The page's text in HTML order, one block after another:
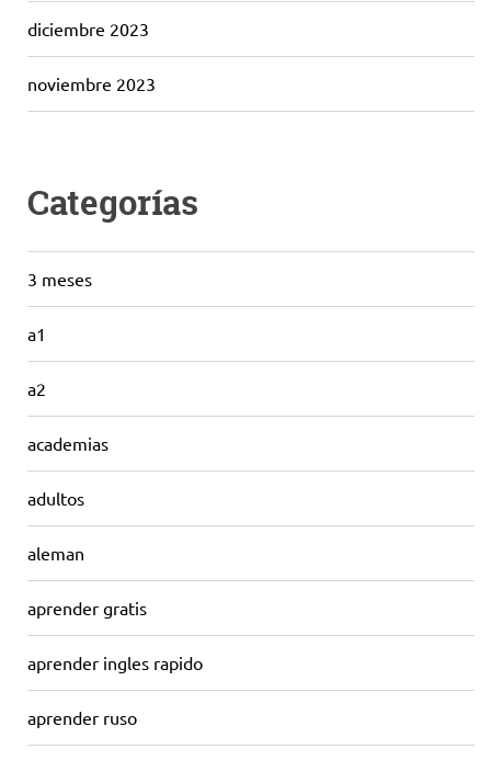
diciembre 2023
noviembre 2023
Categorías
3 meses
a1
a2
academias
adultos
aleman
aprender gratis
aprender ingles rapido
aprender ruso